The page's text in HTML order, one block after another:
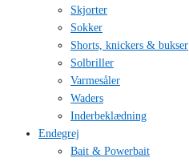
Skjorter
Sokker
Shorts, knickers & bukser
Solbriller
Varmesåler
Waders
Inderbeklædning
Endegrej
Bait & Powerbait